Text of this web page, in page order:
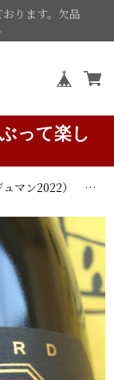
ります。欠品
って楽し
ブラック・シラーズ NV （デコルジュマン2022） ロックフォード スパークリングワイン